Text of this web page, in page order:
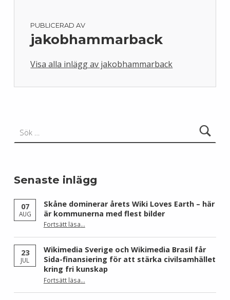
PUBLICERAD AV
jakobhammarback
Visa alla inlägg av jakobhammarback
Skip back to main navigation
Senaste inlägg
07
AUG
Skåne dominerar årets Wiki Loves Earth – här
är kommunerna med flest bilder
Fortsätt läsa“Skåne dominerar årets Wiki Loves Earth – här är kommunerna med flest bilder”
…
23
JUL
Wikimedia Sverige och Wikimedia Brasil får
Sida-finansiering för att stärka civilsamhället
kring fri kunskap
Fortsätt läsa“Wikimedia Sverige och Wikimedia Brasil får Sida-finansiering för att stärka civilsamhället kring fri kunskap”
…